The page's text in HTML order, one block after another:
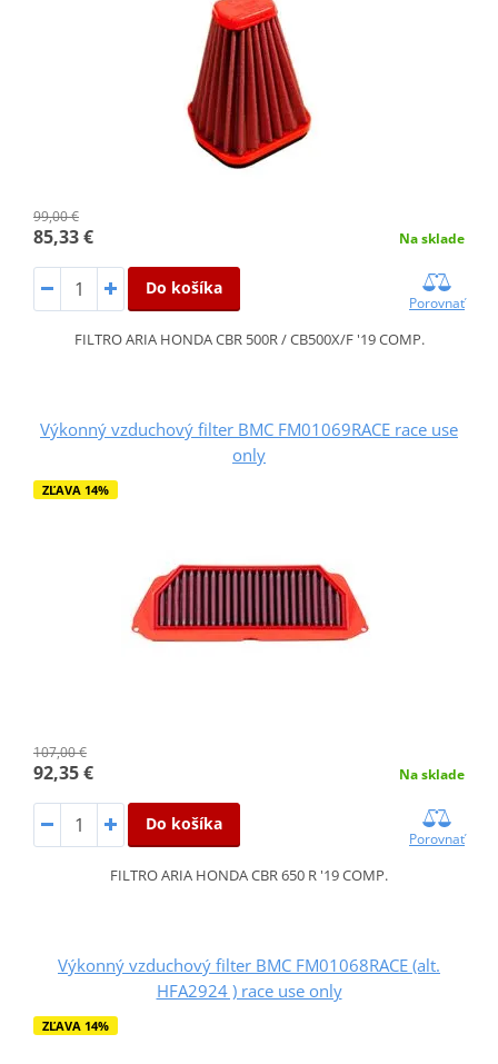
99,00 €
85,33 € Na sklade
Do košíka
Porovnať
FILTRO ARIA HONDA CBR 500R / CB500X/F '19 COMP.
Výkonný vzduchový filter BMC FM01069RACE race use
only
ZĽAVA 14%
107,00 €
92,35 € Na sklade
Do košíka
Porovnať
FILTRO ARIA HONDA CBR 650 R '19 COMP.
Výkonný vzduchový filter BMC FM01068RACE (alt.
HFA2924 ) race use only
ZĽAVA 14%